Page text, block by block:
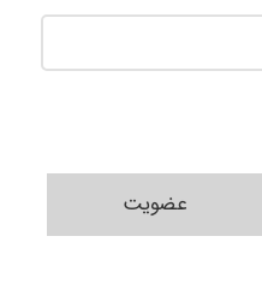
عضویت